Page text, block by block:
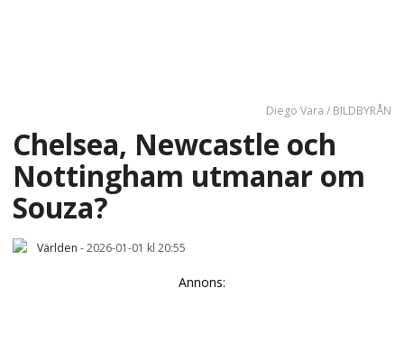
Diego Vara / BILDBYRÅN
Chelsea, Newcastle och
Nottingham utmanar om
Souza?
Världen -2026-01-01 kl 20:55
Annons: